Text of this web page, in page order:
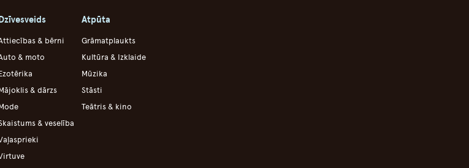
& bērni
& moto
& dārzs
& veselība
Atpūta
Grāmatplaukts
Kultūra & Izklaide
Mūzika
Stāsti
Teātris & kino